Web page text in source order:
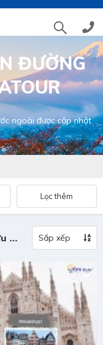
18 18ĐƯỜNG
ngoài được cập nhật
Lọc thêm
145 tour du lịch với mức giá cực ưu đãi Sắp xếp